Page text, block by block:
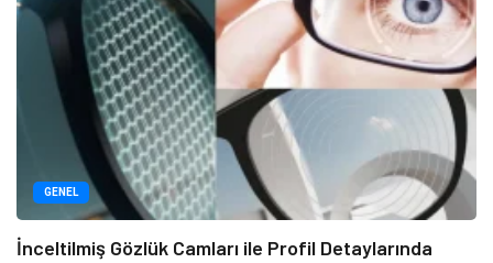
GENEL
İnceltilmiş Gözlük Camları ile Profil Detaylarında